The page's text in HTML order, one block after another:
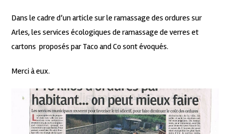
Dans le cadre d’un article sur le ramassage des ordures sur
Arles, les services écologiques de ramassage de verres et
cartons proposés par Taco and Co sont évoqués.
Merci à eux.